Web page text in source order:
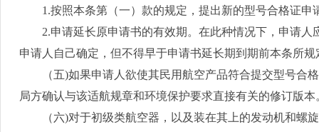
1.按照本条第（一）款的规定，提出新的型号合格证申
2.申请延长原申请书的有效期。在此种情况下，申请
申请人自己确定，但不得早于申请书延长期到期前本条所
（五)如果申请人欲使其民用航空产品符合提交型号合
局方确认与该适航规章和环境保护要求直接有关的修订版本
（六)对于初级类航空器，以及装在其上的发动机和螺